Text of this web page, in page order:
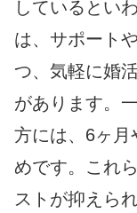
しているとい
は、サポート
つ、気軽に婚
があります。
方には、6ヶ月
めです。これ
ストが抑えら